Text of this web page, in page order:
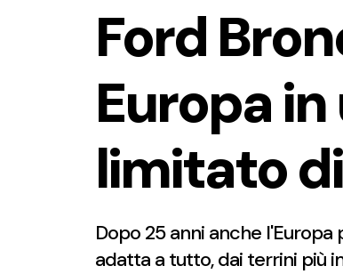
Ford
Europa
limitato
Dopo 25 anni anche
adatta a tutto, dai terrini più